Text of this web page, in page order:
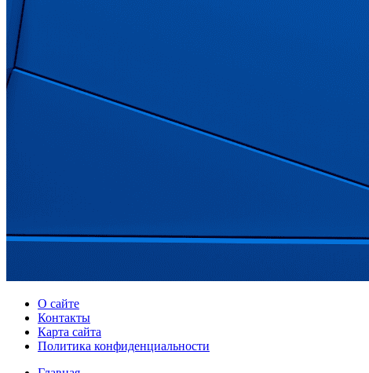
О сайте
Контакты
Карта сайта
Политика конфиденциальности